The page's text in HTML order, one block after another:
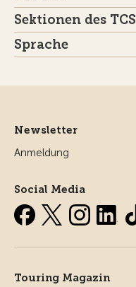
Sektionen des TCS
Sprache
Newsletter
Anmeldung
Social Media
Touring Magazin